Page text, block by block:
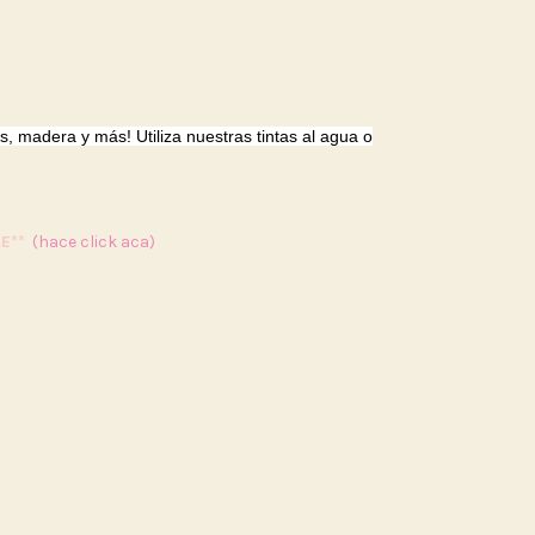
madera y más! Utiliza nuestras tintas al agua o
(hace click aca)